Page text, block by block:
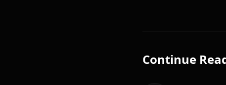
Continue